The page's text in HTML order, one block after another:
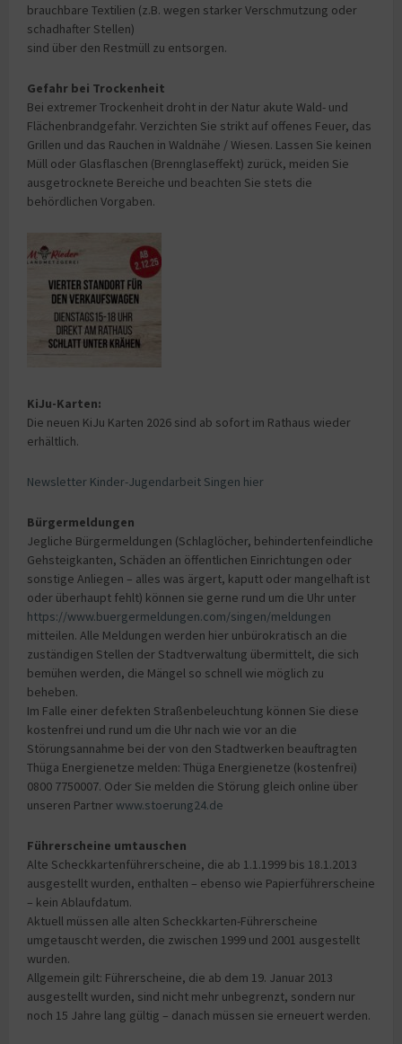
brauchbare Textilien (z.B. wegen starker Verschmutzung oder
schadhafter Stellen)
sind über den Restmüll zu entsorgen.
Gefahr bei Trockenheit
Bei extremer Trockenheit droht in der Natur akute Wald- und
Flächenbrandgefahr. Verzichten Sie strikt auf offenes Feuer, das
Grillen und das Rauchen in Waldnähe / Wiesen. Lassen Sie keinen
Müll oder Glasflaschen (Brennglaseffekt) zurück, meiden Sie
ausgetrocknete Bereiche und beachten Sie stets die
behördlichen Vorgaben.
KiJu-Karten:
Die neuen KiJu Karten 2026 sind ab sofort im Rathaus wieder
erhältlich.
Newsletter Kinder-Jugendarbeit Singen hier
Bürgermeldungen
Jegliche Bürgermeldungen (Schlaglöcher, behindertenfeindliche
Gehsteigkanten, Schäden an öffentlichen Einrichtungen oder
sonstige Anliegen – alles was ärgert, kaputt oder mangelhaft ist
oder überhaupt fehlt) können sie gerne rund um die Uhr unter
https://www.buergermeldungen.com/singen/meldungen
mitteilen. Alle Meldungen werden hier unbürokratisch an die
zuständigen Stellen der Stadtverwaltung übermittelt, die sich
bemühen werden, die Mängel so schnell wie möglich zu
beheben.
Im Falle einer defekten Straßenbeleuchtung können Sie diese
kostenfrei und rund um die Uhr nach wie vor an die
Störungsannahme bei der von den Stadtwerken beauftragten
Thüga Energienetze melden: Thüga Energienetze (kostenfrei)
0800 7750007. Oder Sie melden die Störung gleich online über
unseren Partnerwww.stoerung24.de
Führerscheine umtauschen
Alte Scheckkartenführerscheine, die ab 1.1.1999 bis 18.1.2013
ausgestellt wurden, enthalten – ebenso wie Papierführerscheine
– kein Ablaufdatum.
Aktuell müssen alle alten Scheckkarten-Führerscheine
umgetauscht werden, die zwischen 1999 und 2001 ausgestellt
wurden.
Allgemein gilt: Führerscheine, die ab dem 19. Januar 2013
ausgestellt wurden, sind nicht mehr unbegrenzt, sondern nur
noch 15 Jahre lang gültig – danach müssen sie erneuert werden.